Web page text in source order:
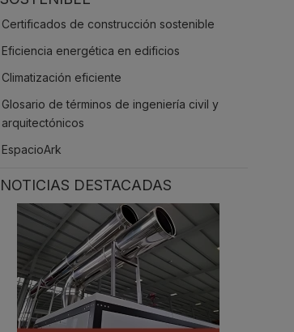
Certificados de construcción sostenible
Eficiencia energética en edificios
Climatización eficiente
Glosario de términos de ingeniería civil y
arquitectónicos
EspacioArk
NOTICIAS DESTACADAS